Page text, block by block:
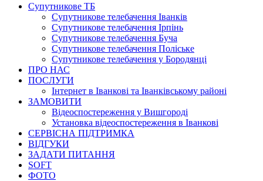
Супутникове ТБ
Супутникове телебачення Іванків
Супутникове телебачення Ірпінь
Супутникове телебачення Буча
Супутникове телебачення Поліське
Супутникове телебачення у Бородянці
ПРО НАС
ПОСЛУГИ
Інтернет в Іванкові та Іванківському районі
ЗАМОВИТИ
Відеоспостереження у Вишгороді
Установка відеоспостереження в Іванкові
СЕРВІСНА ПІДТРИМКА
ВІДГУКИ
ЗАДАТИ ПИТАННЯ
SOFT
ФОТО